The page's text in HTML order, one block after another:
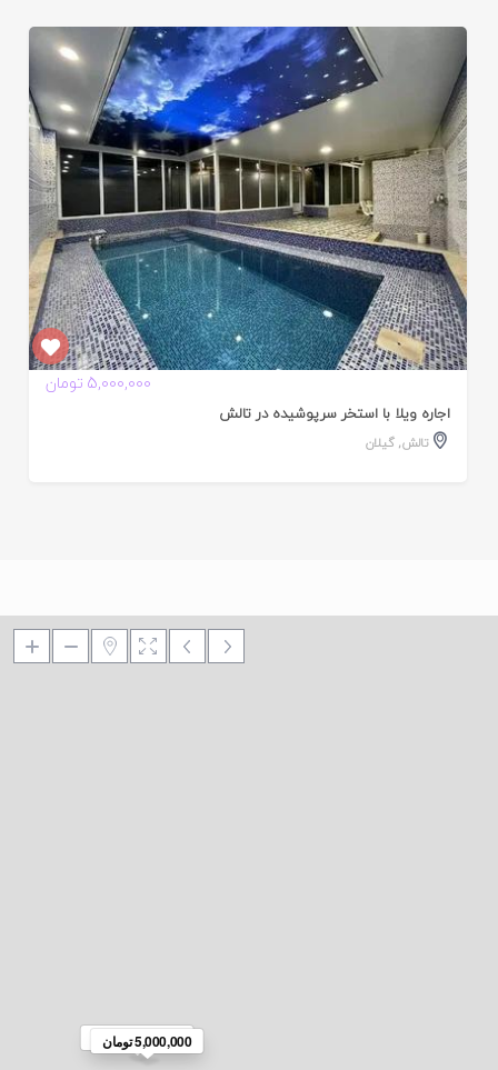
5,000,000 تومان
5,000,000 تومان
5,000,000 تومان
اجاره ویلا با استخر سرپوشیده در تالش
تالش,گیلان